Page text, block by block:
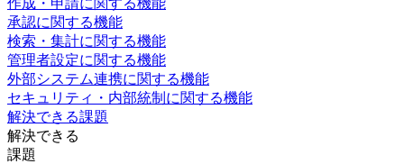
作成・申請に関する機能
承認に関する機能
検索・集計に関する機能
管理者設定に関する機能
外部システム連携に関する機能
セキュリティ・内部統制に関する機能
解決できる課題
解決できる
課題